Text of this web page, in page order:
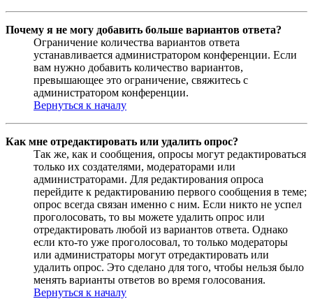
Почему я не могу добавить больше вариантов ответа?
Ограничение количества вариантов ответа
устанавливается администратором конференции. Если
вам нужно добавить количество вариантов,
превышающее это ограничение, свяжитесь с
администратором конференции.
Вернуться к началу
Как мне отредактировать или удалить опрос?
Так же, как и сообщения, опросы могут редактироваться
только их создателями, модераторами или
администраторами. Для редактирования опроса
перейдите к редактированию первого сообщения в теме;
опрос всегда связан именно с ним. Если никто не успел
проголосовать, то вы можете удалить опрос или
отредактировать любой из вариантов ответа. Однако
если кто-то уже проголосовал, то только модераторы
или администраторы могут отредактировать или
удалить опрос. Это сделано для того, чтобы нельзя было
менять варианты ответов во время голосования.
Вернуться к началу